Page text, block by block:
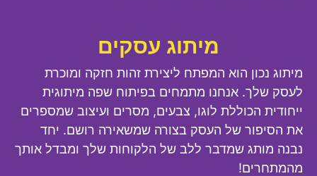
מיתוג עסקים
מיתוג נכון הוא המפתח ליצירת זהות חזקה ומוכרת
לעסק שלך. אנחנו מתמחים בפיתוח שפה מיתוגית
ייחודית הכוללת לוגו, צבעים, מסרים ועיצוב שמספרים
את הסיפור של העסק בצורה שמשאירה רושם. יחד
נבנה מותג שמדבר ללב של הלקוחות שלך ומבדל אותך
מהמתחרים!